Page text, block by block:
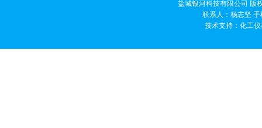
盐城银河科技有限公司 版
联系人：杨志坚 手
技术支持： 化工